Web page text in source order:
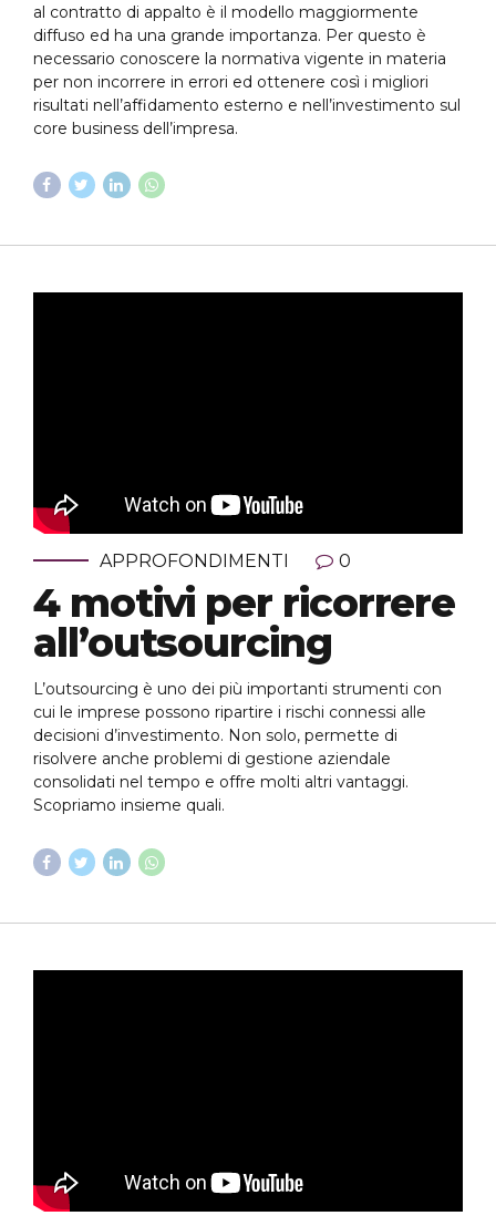
al contratto di appalto è il modello maggiormente
diffuso ed ha una grande importanza. Per questo è
necessario conoscere la normativa vigente in materia
per non incorrere in errori ed ottenere così i migliori
risultati nell’affidamento esterno e nell’investimento sul
core business dell’impresa.
APPROFONDIMENTI 0
4 motivi per ricorrere
all’outsourcing
L’outsourcing è uno dei più importanti strumenti con
cui le imprese possono ripartire i rischi connessi alle
decisioni d’investimento. Non solo, permette di
risolvere anche problemi di gestione aziendale
consolidati nel tempo e offre molti altri vantaggi.
Scopriamo insieme quali.